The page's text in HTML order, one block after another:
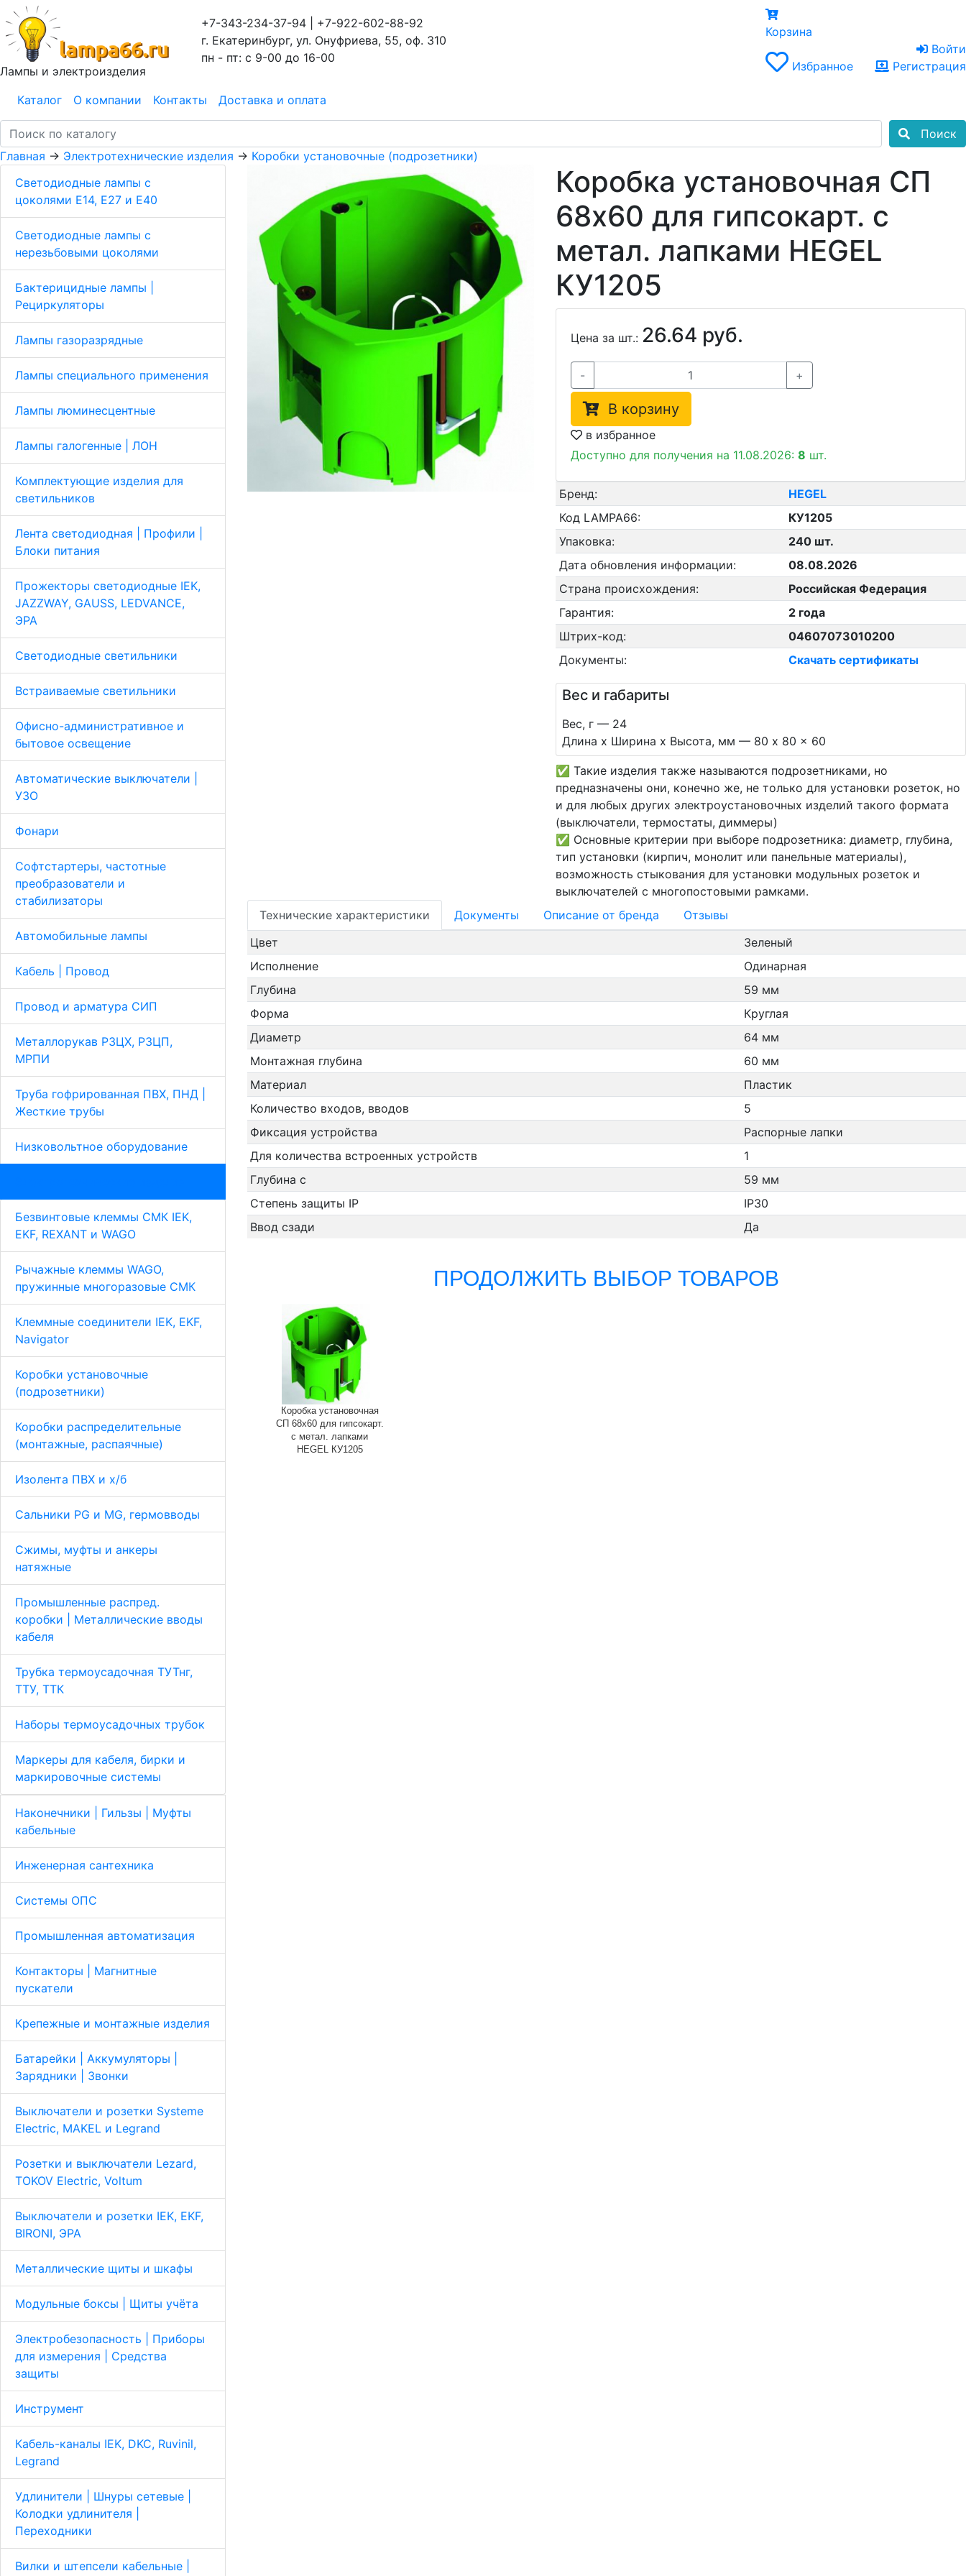
Лампы и электроизделия
+7-343-234-37-94 | +7-922-602-88-92
г. Екатеринбург, ул. Онуфриева, 55, оф. 310
пн - пт: с 9-00 до 16-00
Корзина
Избранное
Войти
Регистрация
Каталог О компании Контакты Доставка и оплата
Поиск
Главная → Электротехнические изделия → Коробки установочные (подрозетники)
Светодиодные лампы с
цоколями Е14, E27 и E40
Светодиодные лампы с
нерезьбовыми цоколями
Бактерицидные лампы |
Рециркуляторы
Лампы газоразрядные
Лампы специального применения
Лампы люминесцентные
Лампы галогенные | ЛОН
Комплектующие изделия для
светильников
Лента светодиодная | Профили |
Блоки питания
Прожекторы светодиодные IEK,
JAZZWAY, GAUSS, LEDVANCE,
ЭРА
Светодиодные светильники
Встраиваемые светильники
Офисно-административное и
бытовое освещение
Автоматические выключатели |
УЗО
Фонари
Софтстартеры, частотные
преобразователи и
стабилизаторы
Автомобильные лампы
Кабель | Провод
Провод и арматура СИП
Металлорукав Р3ЦХ, Р3ЦП,
МРПИ
Труба гофрированная ПВХ, ПНД |
Жесткие трубы
Низковольтное оборудование
Безвинтовые клеммы СМК IEK,
EKF, REXANT и WAGO
Рычажные клеммы WAGO,
пружинные многоразовые СМК
Клеммные соединители IEK, EKF,
Navigator
Коробки установочные
(подрозетники)
Коробки распределительные
(монтажные, распаячные)
Изолента ПВХ и х/б
Сальники PG и MG, гермовводы
Сжимы, муфты и анкеры
натяжные
Промышленные распред.
коробки | Металлические вводы
кабеля
Трубка термоусадочная ТУТнг,
ТТУ, ТТК
Наборы термоусадочных трубок
Маркеры для кабеля, бирки и
маркировочные системы
Наконечники | Гильзы | Муфты
кабельные
Инженерная сантехника
Системы ОПС
Промышленная автоматизация
Контакторы | Магнитные
пускатели
Крепежные и монтажные изделия
Батарейки | Аккумуляторы |
Зарядники | Звонки
Выключатели и розетки Systeme
Electric, MAKEL и Legrand
Розетки и выключатели Lezard,
TOKOV Electric, Voltum
Выключатели и розетки IEK, EKF,
BIRONI, ЭРА
Металлические щиты и шкафы
Модульные боксы | Щиты учёта
Электробезопасность | Приборы
для измерения | Средства
защиты
Инструмент
Кабель-каналы IEK, DKC, Ruvinil,
Legrand
Удлинители | Шнуры сетевые |
Колодки удлинителя |
Переходники
Вилки и штепсели кабельные |
Коробка установочная СП
68х60 для гипсокарт. с
метал. лапками HEGEL
КУ1205
Цена за шт.: 26.64 руб.
- +
В корзину
в избранное
Доступно для получения на 11.08.2026: 8 шт.
Бренд:
HEGEL
Код LAMPA66:
КУ1205
Упаковка:
240 шт.
Дата обновления информации:
08.08.2026
Страна происхождения:
Российская Федерация
Гарантия:
2 года
Штрих-код:
04607073010200
Документы:
Скачать сертификаты
Вес и габариты
Вес, г — 24
Длина х Ширина х Высота, мм — 80 x 80 x 60
✅ Такие изделия также называются подрозетниками, но
предназначены они, конечно же, не только для установки розеток, но
и для любых других электроустановочных изделий такого формата
(выключатели, термостаты, диммеры)
✅ Основные критерии при выборе подрозетника: диаметр, глубина,
тип установки (кирпич, монолит или панельные материалы),
возможность стыкования для установки модульных розеток и
выключателей с многопостовыми рамками.
Технические характеристики
Документы Oписание от бренда
Отзывы
Цвет
Зеленый
Исполнение
Одинарная
Глубина
59 мм
Форма
Круглая
Диаметр
64 мм
Монтажная глубина
60 мм
Материал
Пластик
Количество входов, вводов
5
Фиксация устройства
Распорные лапки
Для количества встроенных устройств
1
Глубина с
59 мм
Степень защиты IP
IP30
Ввод сзади
Да
ПРОДОЛЖИТЬ ВЫБОР ТОВАРОВ
Коробка установочная
СП 68х60 для гипсокарт.
с метал. лапками
HEGEL КУ1205